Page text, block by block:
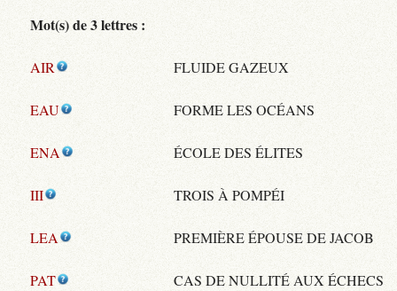
Mot(s) de 3 lettres :
AIR FLUIDE GAZEUX
EAU FORME LES OCÉANS
ENA ÉCOLE DES ÉLITES
III TROIS À POMPÉI
LEA PREMIÈRE ÉPOUSE DE JACOB
PAT CAS DE NULLITÉ AUX ÉCHECS